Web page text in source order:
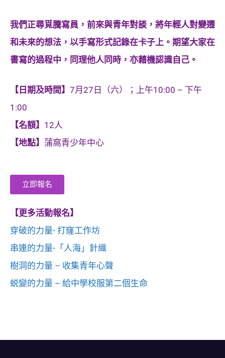
我們正尋覓騰寫員，前來與青年對談，將年輕人對變遷
和未來的想法，以手寫形式記錄在卡子上。期望大家在
書寫的過程中，同理他人同時，亦藉機認識自己。
【日期及時間】 7月27日（六）；上午10:00 – 下午
1:00
【名額】 12人
【地點】 蒲窩青少年中心
立即報名
【更多活動報名】
穿破的力量- 打窿工作坊
串連的力量-「人海」針織
樹洞的力量 – 收集青年心聲
蜕變的力量 – 給中學校服第二個生命